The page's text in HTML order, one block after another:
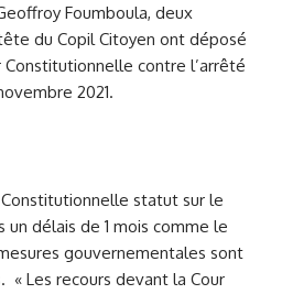
Foumboula, deux
du Copil Citoyen ont déposé
contre l’arrêté
2021.
statut sur le
délais de 1 mois comme le
gouvernementales sont
« Les recours devant la Cour